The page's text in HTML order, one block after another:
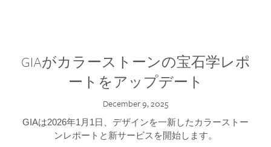
GIAがカラーストーンの宝石学レポ
ートをアップデート
December 9, 2025
GIAは2026年1月1日、デザインを一新したカラーストー
ンレポートと新サービスを開始します。